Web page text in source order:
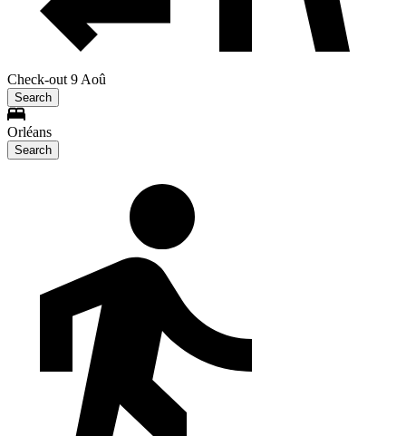
Check-out 9 Aoû
Search
Orléans
Search